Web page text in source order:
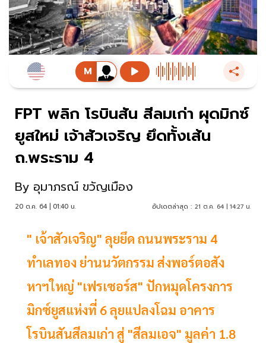
FPT พลิก โรบินสัน สีลมเก่า ผุดมิกซ์
ยูสใหม่ เจ้าสัวเจริญ ยึดทั้งเส้น
ถ.พระราม 4
By อุมาภรณ์ ขวัญเมือง
20 ต.ค. 64 | 01:40 น. อัปเดตล่าสุด : 21 ต.ค. 64 | 14:27 น.
" เจ้าสัวเจริญ" ลุยยึด ถนนพระราม 4
ทำเลทอง ย่านนวัตกรรม ส่งพอร์ตอสัง
หาฯใหญ่ "เฟรเซอร์ส" ปักหมุดโครงการ
มิกซ์ยูสแห่งที่ 6 ลุยแปลงโฉม อาคาร
โรบินสันสีลมเก่า สู่ "สีลมเอจ" มูลค่า 1.8